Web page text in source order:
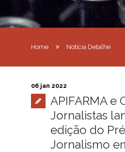
Home Notícia Detalhe
06 jan 2022
APIFARMA e
Jornalistas
edição do
Jornalismo